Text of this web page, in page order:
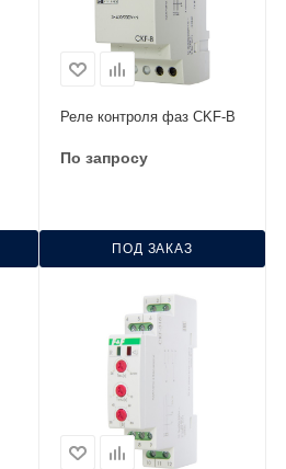
Реле контроля фаз CKF-B
По запросу
ПОД ЗАКАЗ